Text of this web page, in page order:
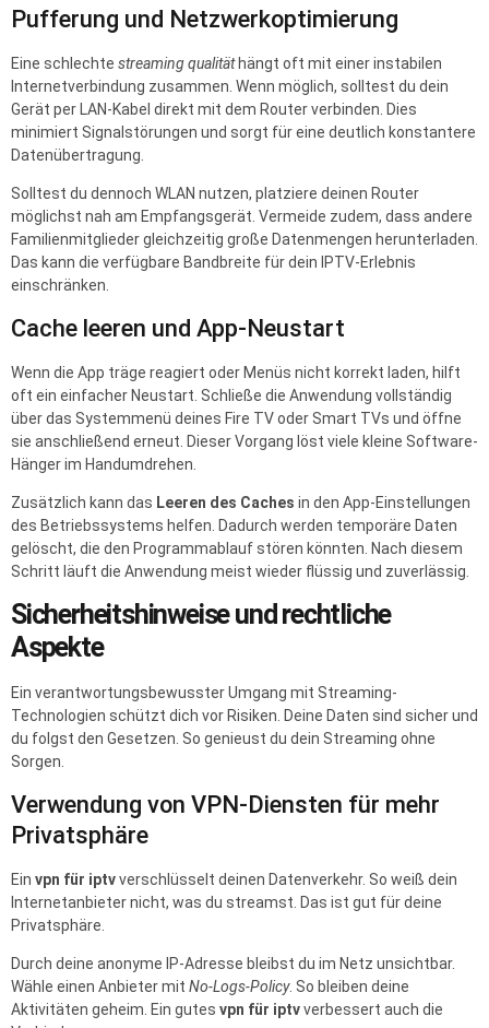
Pufferung und Netzwerkoptimierung
Eine schlechte streaming qualitäthängt oft mit einer instabilen
Internetverbindung zusammen. Wenn möglich, solltest du dein
Gerät per LAN-Kabel direkt mit dem Router verbinden. Dies
minimiert Signalstörungen und sorgt für eine deutlich konstantere
Datenübertragung.
Solltest du dennoch WLAN nutzen, platziere deinen Router
möglichst nah am Empfangsgerät. Vermeide zudem, dass andere
Familienmitglieder gleichzeitig große Datenmengen herunterladen.
Das kann die verfügbare Bandbreite für dein IPTV-Erlebnis
einschränken.
Cache leeren und App-Neustart
Wenn die App träge reagiert oder Menüs nicht korrekt laden, hilft
oft ein einfacher Neustart. Schließe die Anwendung vollständig
über das Systemmenü deines Fire TV oder Smart TVs und öffne
sie anschließend erneut. Dieser Vorgang löst viele kleine Software-
Hänger im Handumdrehen.
Zusätzlich kann das Leeren des Caches in den App-Einstellungen
des Betriebssystems helfen. Dadurch werden temporäre Daten
gelöscht, die den Programmablauf stören könnten. Nach diesem
Schritt läuft die Anwendung meist wieder flüssig und zuverlässig.
Sicherheitshinweise und rechtliche
Aspekte
Ein verantwortungsbewusster Umgang mit Streaming-
Technologien schützt dich vor Risiken. Deine Daten sind sicher und
du folgst den Gesetzen. So genieust du dein Streaming ohne
Sorgen.
Verwendung von VPN-Diensten für mehr
Privatsphäre
Ein vpn für iptvverschlüsselt deinen Datenverkehr. So weiß dein
Internetanbieter nicht, was du streamst. Das ist gut für deine
Privatsphäre.
Durch deine anonyme IP-Adresse bleibst du im Netz unsichtbar.
Wähle einen Anbieter mit No-Logs-Policy. So bleiben deine
Aktivitäten geheim. Ein gutes vpn für iptvverbessert auch die